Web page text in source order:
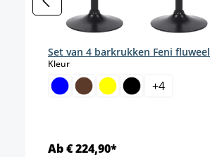
Set van 4 barkrukken Feni fluweel
Kleurselect
+4
Ab € 224,90*